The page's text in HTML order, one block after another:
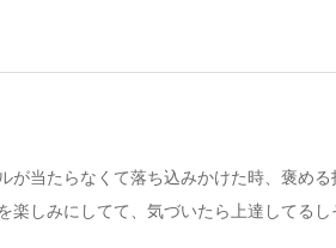
が当たらなくて落ち込みかけた時、褒め
楽しみにしてて、気づいたら上達してる